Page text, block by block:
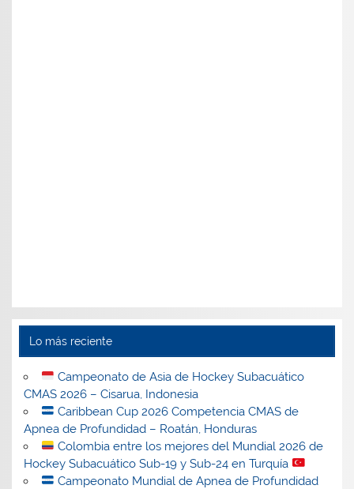
Lo más reciente
Campeonato de Asia de Hockey Subacuático
CMAS 2026 – Cisarua, Indonesia
Caribbean Cup 2026 Competencia CMAS de
Apnea de Profundidad – Roatán, Honduras
Colombia entre los mejores del Mundial 2026 de
Hockey Subacuático Sub-19 y Sub-24 en Turquía
Campeonato Mundial de Apnea de Profundidad